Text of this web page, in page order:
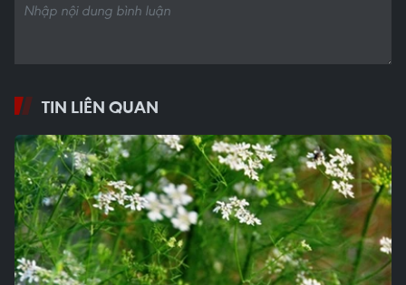
TIN LIÊN QUAN